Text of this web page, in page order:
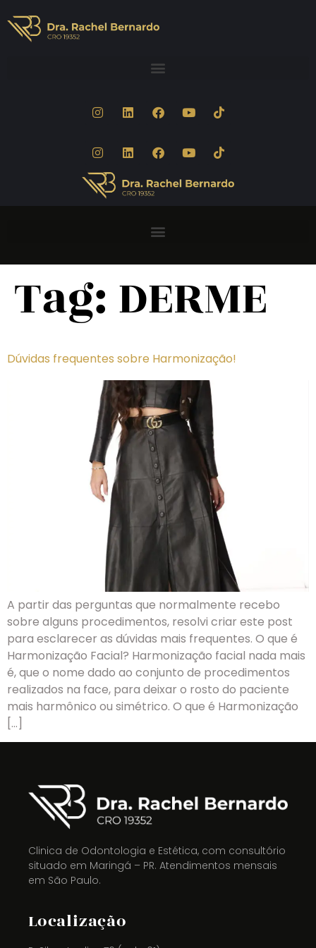
Tag: DERME
Dúvidas frequentes sobre Harmonização!
A partir das perguntas que normalmente recebo
sobre alguns procedimentos, resolvi criar este post
para esclarecer as dúvidas mais frequentes. O que é
Harmonização Facial? Harmonização facial nada mais
é, que o nome dado ao conjunto de procedimentos
realizados na face, para deixar o rosto do paciente
mais harmônico ou simétrico. O que é Harmonização
[…]
Clinica de Odontologia e Estética, com consultório
situado em Maringá – PR. Atendimentos mensais
em São Paulo.
Localização